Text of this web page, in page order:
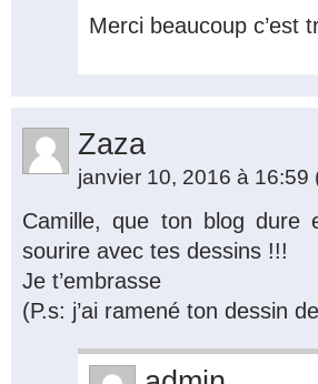
Merci beaucoup c’est
Zaza
janvier 10, 2016 à 16:59
Camille, que ton blog dure
sourire avec tes dessins !!!
Je t’embrasse
(P.s: j’ai ramené ton dessin